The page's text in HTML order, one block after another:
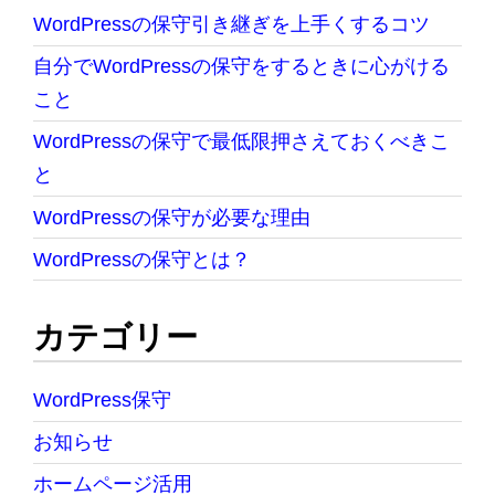
WordPressの保守引き継ぎを上手くするコツ
自分でWordPressの保守をするときに心がける
こと
WordPressの保守で最低限押さえておくべきこ
と
WordPressの保守が必要な理由
WordPressの保守とは？
カテゴリー
WordPress保守
お知らせ
ホームページ活用